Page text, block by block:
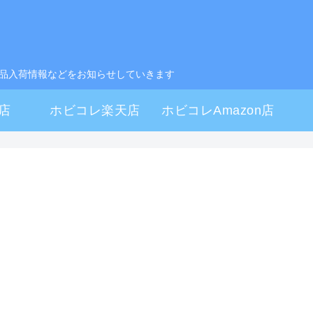
入荷情報などをお知らせしていきます
ホビコレ楽天店 ホビコレAmazon店